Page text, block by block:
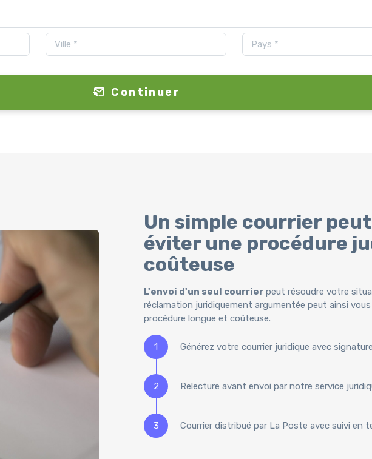
Continuer
Un simple courrier
éviter une procédure
coûteuse
L'envoi d'un seul courrier peut résoudre votre
réclamation juridiquement argumentée peut ainsi
procédure longue et coûteuse.
1 Générez votre courrier juridique avec
2 Relecture avant envoi par notre service
3 Courrier distribué par La Poste avec suivi en